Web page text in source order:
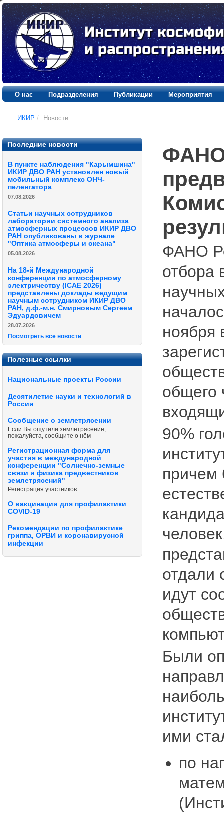
О нас Подразделения Публикации Мероприятия
ИКИР / Новости
Последние новости
В пункте наблюдения "Карымшина"
ИКИР ДВО РАН установлен новый
мобильный комплекс ОНЧ-
пеленгатора
07.08.2026
Статьи научных сотрудников
лаборатории системного анализа
атмосферных процессов ИКИР ДВО
РАН опубликованы в журнале
"Оптика атмосферы и океана"
05.08.2026
На 18-й Международной
конференции по атмосферному
электричеству (ICAE 2026)
представлены доклады ведущим
научным сотрудником ИКИР ДВО
РАН, д.ф.-м.н. Смирновым Сергеем
Эдуардовичем
28.07.2026
Посмотреть все новости
Полезные ссылки
Национальные проекты России
Десятилетие науки и технологий в
России
Сообщение о землетрясении
Если Вы ощутили землетрясение,
пожалуйста, сообщите о нём
Регистрационная форма для
участия в международной
конференции "Солнечно-земные
связи и физика предвестников
землетрясений"
Регистрация участников
О вакцинации для профилактики
COVID-19
Рекомендации по профилактике
гриппа, ОРВИ и коронавирусной
инфекции
ФАНО
ФАНО
отбора
ноября
общего
90%
причем
отдали
идут
Были
ими
по